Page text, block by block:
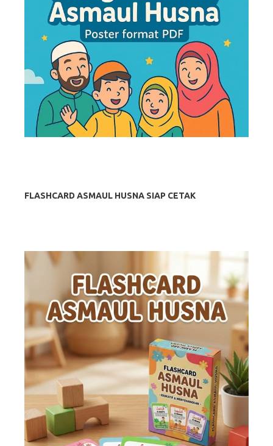
FLASHCARD ASMAUL HUSNA SIAP CETAK